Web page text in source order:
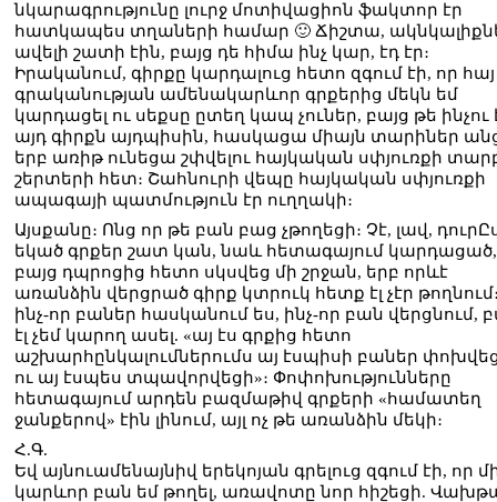
նկարագրությունը լուրջ մոտիվացիոն ֆակտոր էր
հատկապես տղաների համար 🙂 Ճիշտա,
ավելի շատի էին, բայց դե հիմա ինչ կար, էդ էր։
Իրականում, գիրքը կարդալուց հետո զգում էի, որ հայ
գրականության ամենակարևոր գրքերից մեկն եմ
կարդացել ու սեքսը ըտեղ կապ չուներ, բայց թե ինչու
այդ գիրքն այդպիսին, հասկացա միայն տարիներ
երբ առիթ ունեցա շփվելու հայկական սփյուռքի
շերտերի հետ։ Շահնուրի վեպը հայկական սփյուռքի
ապագայի պատմություն էր ուղղակի։
Այսքանը։ Ոնց որ թե բան բաց չթողեցի։ Չէ, լավ,
եկած գրքեր շատ կան, նաև հետագայում կարդացած,
բայց դպրոցից հետո սկսվեց մի շրջան, երբ որևէ
առանձին վերցրած գիրք կտրուկ հետք էլ չէր
ինչ-որ բաներ հասկանում ես, ինչ-որ բան վերցնում,
էլ չեմ կարող ասել. «այ էս գրքից հետո
աշխարհընկալումներումս այ էսպիսի բաներ
ու այ էսպես տպավորվեցի»։ Փոփոխությունները
հետագայում արդեն բազմաթիվ գրքերի «համատեղ
ջանքերով» էին լինում, այլ ոչ թե առանձին մեկի։
Հ.Գ.
Եվ այնուամենայնիվ երեկոյան գրելուց զգում էի, որ
կարևոր բան եմ թողել, առավոտը նոր հիշեցի.